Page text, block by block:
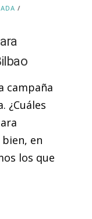
/
campaña
¿Cuáles
en
los que